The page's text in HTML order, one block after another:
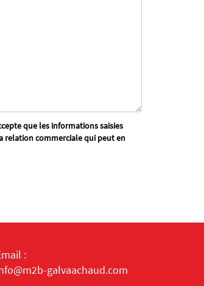
que les informations saisies
relation commerciale qui peut en
:
galvaachaud.com